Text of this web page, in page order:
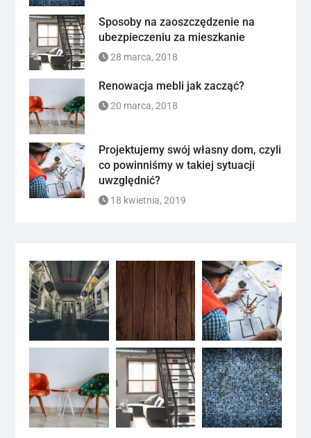
Sposoby na zaoszczędzenie na
ubezpieczeniu za mieszkanie
28 marca, 2018
Renowacja mebli jak zacząć?
20 marca, 2018
Projektujemy swój własny dom, czyli
co powinniśmy w takiej sytuacji
uwzględnić?
18 kwietnia, 2019